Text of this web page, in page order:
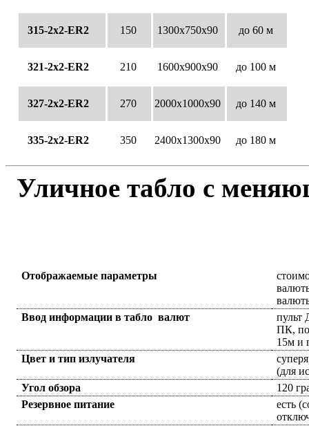
315-2х2-ЕR2 150 1300х750х90 до 60 м
321-2х2-ЕR2 210 1600х900х90 до 100 м
327-2х2-ЕR2 270 2000х1000х90 до 140 м
335-2х2-ЕR2 350 2400х1300х90 до 180 м
Уличное табло с
Отображаемые параметры
Ввод информации в табло валют
пульт
ПК,
15м и
Цвет и тип излучателя
(для
Угол обзора
120
Резервное питание
есть